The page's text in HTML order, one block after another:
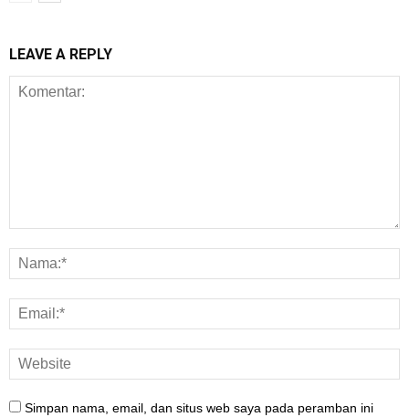
LEAVE A REPLY
Simpan nama, email, dan situs web saya pada peramban ini